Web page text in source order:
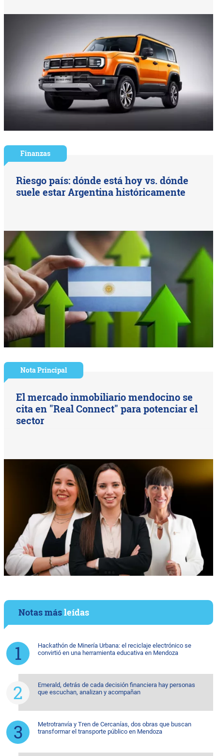
Finanzas
Riesgo país: dónde está hoy vs. dónde
suele estar Argentina históricamente
Nota Principal
El mercado inmobiliario mendocino se
cita en "Real Connect" para potenciar el
sector
Notas másleídas
Hackathón de Minería Urbana: el reciclaje electrónico se
convirtió en una herramienta educativa en Mendoza
Emerald, detrás de cada decisión financiera hay personas
que escuchan, analizan y acompañan
Metrotranvía y Tren de Cercanías, dos obras que buscan
transformar el transporte público en Mendoza